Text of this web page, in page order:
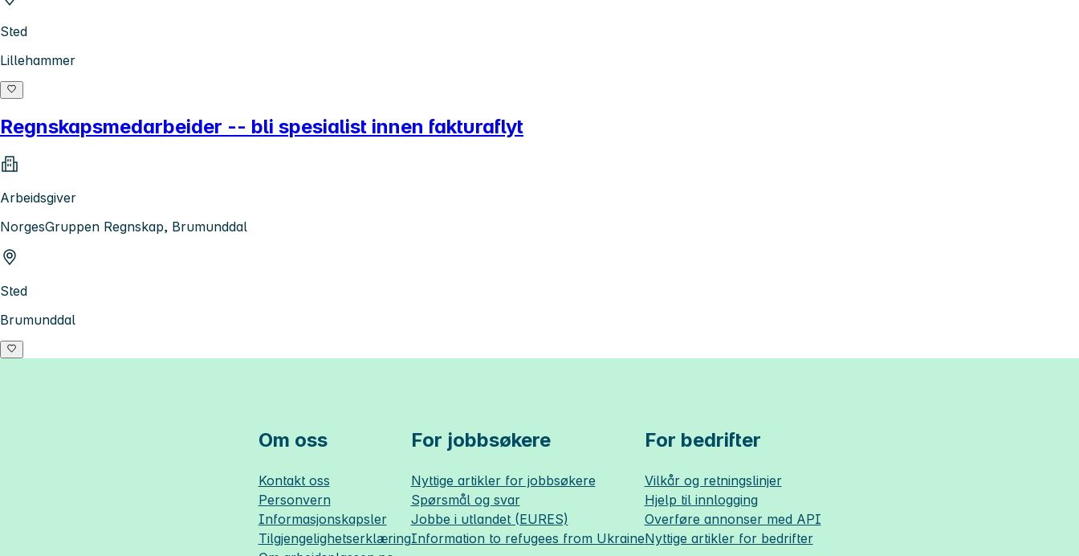
Sted
Lillehammer
Regnskapsmedarbeider -- bli spesialist innen fakturaflyt
Arbeidsgiver
NorgesGruppen Regnskap, Brumunddal
Sted
Brumunddal
Om oss
Kontakt oss
Personvern
Informasjonskapsler
Tilgjengelighetserklæring
For jobbsøkere
Nyttige artikler for jobbsøkere
Spørsmål og svar
Jobbe i utlandet (EURES)
Information to refugees from Ukraine
For bedrifter
Vilkår og retningslinjer
Hjelp til innlogging
Overføre annonser med API
Nyttige artikler for bedrifter